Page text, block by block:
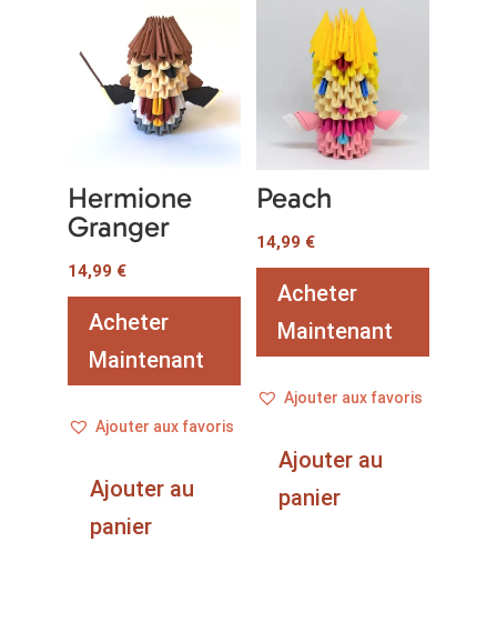
Hermione
Granger
14,99 €
Acheter
Maintenant
Ajouter aux favoris
Ajouter au
panier
Peach
14,99 €
Acheter
Maintenant
Ajouter aux favoris
Ajouter au
panier